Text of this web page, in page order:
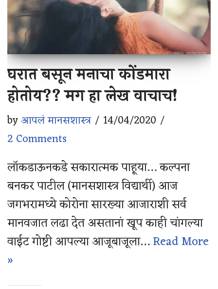
घरात बसून मनाचा कोंडमारा
होतोय?? मग हा लेख वाचाच!
byआपलं मानसशास्त्र
14/04/2020
2 Comments
लॉकडाऊनकडे सकारात्मक पाहूया… कल्पना
बनकर पाटील (मानसशास्त्र विद्यार्थी) आज
जगभरामध्ये कोरोना सारख्या आजाराशी सर्व
मानवजात लढा देत असतानां खूप काही चांगल्या
वाईट गोष्टी आपल्या आजूबाजूला…Read More
»